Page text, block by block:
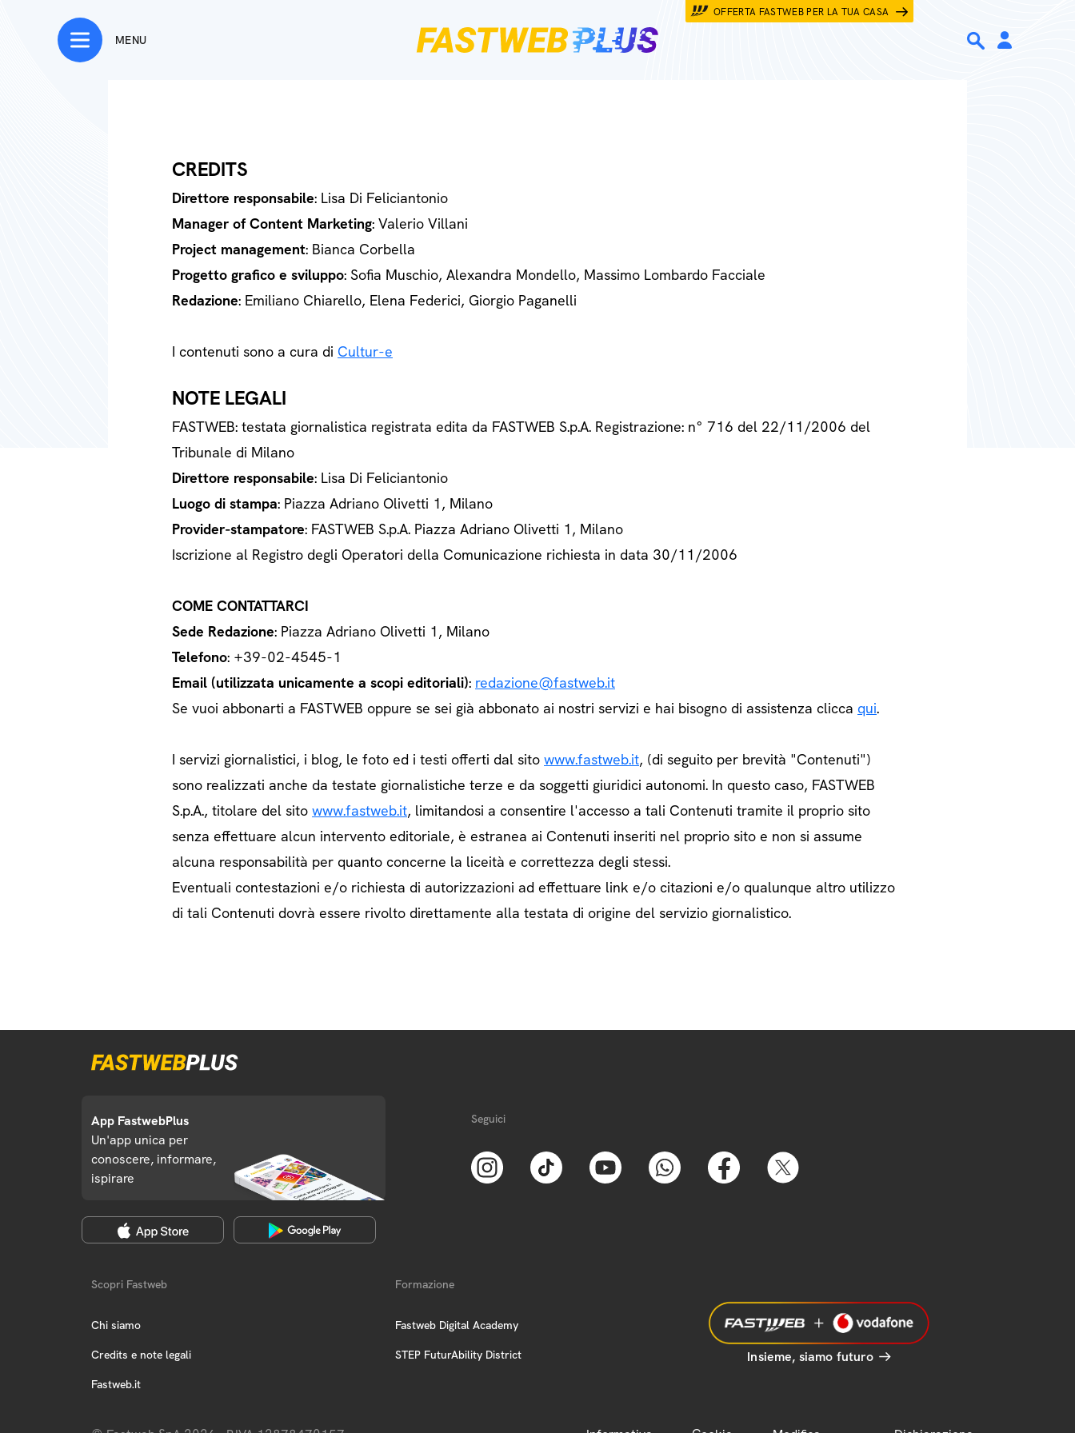
OFFERTA FASTWEB PER LA TUA CASA
MENU
CREDITS
Direttore responsabile: Lisa Di Feliciantonio
Manager of Content Marketing: Valerio Villani
Project management: Bianca Corbella
Progetto grafico e sviluppo: Sofia Muschio, Alexandra Mondello, Massimo Lombardo Facciale
Redazione: Emiliano Chiarello, Elena Federici, Giorgio Paganelli
I contenuti sono a cura di Cultur-e
NOTE LEGALI
FASTWEB: testata giornalistica registrata edita da FASTWEB S.p.A. Registrazione: n° 716 del 22/11/2006 del
Tribunale di Milano
Direttore responsabile: Lisa Di Feliciantonio
Luogo di stampa: Piazza Adriano Olivetti 1, Milano
Provider-stampatore: FASTWEB S.p.A. Piazza Adriano Olivetti 1, Milano
Iscrizione al Registro degli Operatori della Comunicazione richiesta in data 30/11/2006
COME CONTATTARCI
Sede Redazione: Piazza Adriano Olivetti 1, Milano
Telefono: +39-02-4545-1
Email (utilizzata unicamente a scopi editoriali): redazione@fastweb.it
Se vuoi abbonarti a FASTWEB oppure se sei già abbonato ai nostri servizi e hai bisogno di assistenza clicca qui.
I servizi giornalistici, i blog, le foto ed i testi offerti dal sito www.fastweb.it, (di seguito per brevità "Contenuti")
sono realizzati anche da testate giornalistiche terze e da soggetti giuridici autonomi. In questo caso, FASTWEB
S.p.A., titolare del sito www.fastweb.it, limitandosi a consentire l'accesso a tali Contenuti tramite il proprio sito
senza effettuare alcun intervento editoriale, è estranea ai Contenuti inseriti nel proprio sito e non si assume
alcuna responsabilità per quanto concerne la liceità e correttezza degli stessi.
Eventuali contestazioni e/o richiesta di autorizzazioni ad effettuare link e/o citazioni e/o qualunque altro utilizzo
di tali Contenuti dovrà essere rivolto direttamente alla testata di origine del servizio giornalistico.
App FastwebPlus
Un'app unica per
conoscere, informare,
ispirare
Seguici
Scopri Fastweb
Chi siamo
Credits e note legali
Fastweb.it
Formazione
Fastweb Digital Academy
STEP FuturAbility District Insieme, siamo futuro